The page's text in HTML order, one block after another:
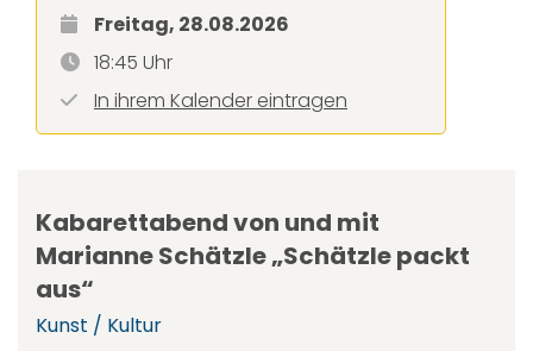
Freitag, 28.08.2026
18:45 Uhr
In ihrem Kalender eintragen
Kabarettabend von und mit
Marianne Schätzle „Schätzle packt
aus“
Kunst / Kultur